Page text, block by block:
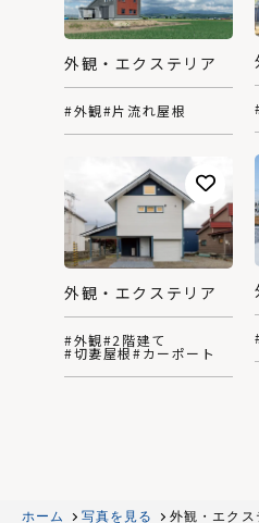
外観・エクステリア
#外観#片流れ屋根
外観・エクステリア
#外観#2階建て
#切妻屋根#カーポート
ホーム 写真を見る 外観・エクス